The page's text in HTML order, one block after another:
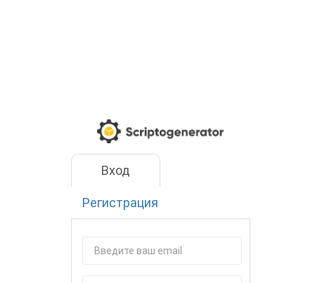
Вход
Регистрация